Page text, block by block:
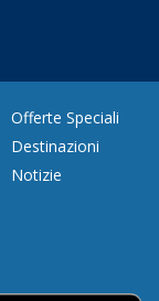
Offerte Speciali
Destinazioni
Notizie